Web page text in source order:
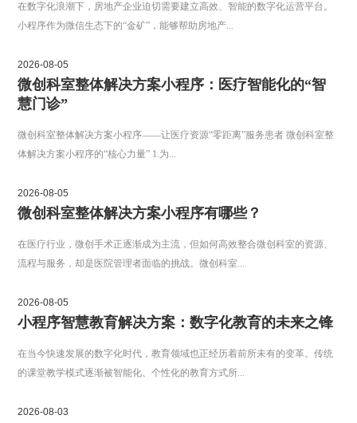
在数字化浪潮下，房地产企业迫切需要建立高效、智能的数字化运营平台。
小程序作为微信生态下的“金矿”，能够帮助房地产...
2026-08-05
微创科室整体解决方案小程序：医疗智能化的“智
慧门诊”
微创科室整体解决方案小程序——让医疗资源“零距离”服务患者 微创科室整
体解决方案小程序的“核心力量” 1.为...
2026-08-05
微创科室整体解决方案小程序有哪些？
在医疗行业，微创手术正逐渐成为主流，但如何高效整合微创科室的资源、
流程与服务，却是医院管理者面临的挑战。微创科室...
2026-08-05
小程序智慧教育解决方案：数字化教育的未来之锋
在当今快速发展的数字化时代，教育领域也正经历着前所未有的变革。传统
的课堂教学模式逐渐被智能化、个性化的教育方式所...
2026-08-03